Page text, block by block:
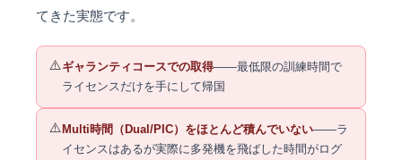
てきた実態です。
⚠️ ギャランティコースでの取得——最低限の訓練時間で
ライセンスだけを手にして帰国
⚠️Multi時間（Dual/PIC）をほとんど積んでいない——ラ
イセンスはあるが実際に多発機を飛ばした時間がログ